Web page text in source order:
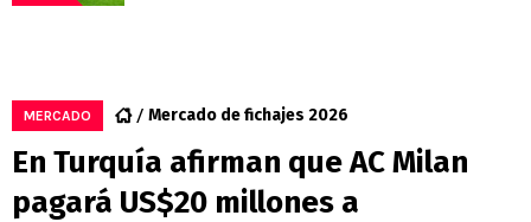
MERCADO Mercado de fichajes 2026
En Turquía afirman que AC Milan
pagará US$20 millones a